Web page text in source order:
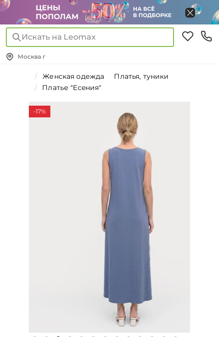
Искать на Leomax
Москва г
Женская одежда
Платья, туники
Платье "Еceния"
-17%